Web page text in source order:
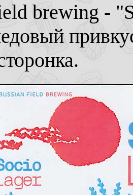
brewing -